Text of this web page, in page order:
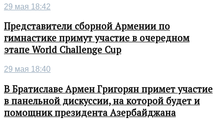
29 мая 18:42
Представители сборной Армении по
гимнастике примут участие в очередном
этапе World Challenge Cup
29 мая 18:40
В Братиславе Армен Григорян примет участие
в панельной дискуссии, на которой будет и
помощник президента Азербайджана